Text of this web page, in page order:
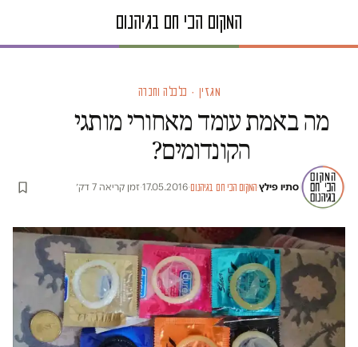
מגזין · כלכלה וחברה
מה באמת עומד מאחורי מותגי
הקונדומים?
סתיו פילץ·המקום הכי חם בגיהנום·
17.05.2016
·זמן קריאה 7 דק׳